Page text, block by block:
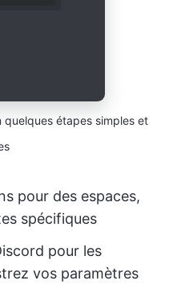
étapes simples et
pour des espaces,
spécifiques
pour les
vos paramètres